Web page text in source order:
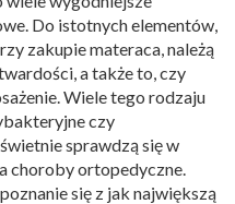
Do istotnych elementów,
zakupie materaca, należą
a także to, czy
Wiele tego rodzaju
czy
sprawdzą się w
choroby ortopedyczne.
się z jak największą